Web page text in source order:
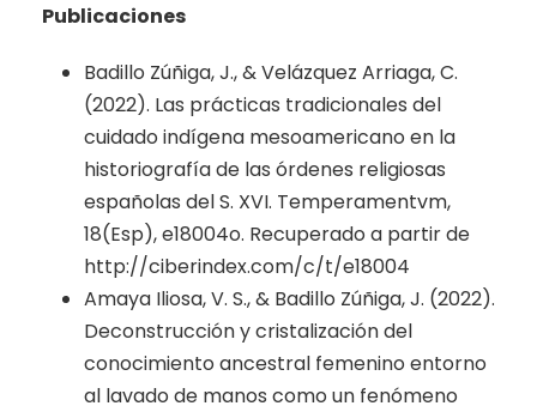
Publicaciones
Badillo Zúñiga, J., & Velázquez Arriaga, C.
(2022). Las prácticas tradicionales del
cuidado indígena mesoamericano en la
historiografía de las órdenes religiosas
españolas del S. XVI. Temperamentvm,
18(Esp), e18004o. Recuperado a partir de
http://ciberindex.com/c/t/e18004
Amaya Iliosa, V. S., & Badillo Zúñiga, J. (2022).
Deconstrucción y cristalización del
conocimiento ancestral femenino entorno
al lavado de manos como un fenómeno